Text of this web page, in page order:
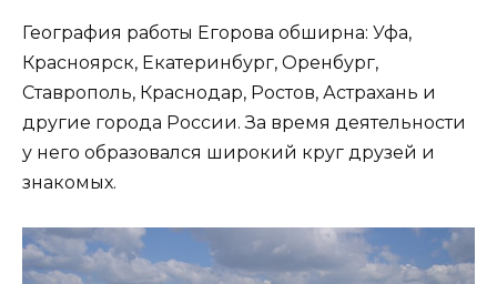
География работы Егорова обширна: Уфа,
Красноярск, Екатеринбург, Оренбург,
Ставрополь, Краснодар, Ростов, Астрахань и
другие города России. За время деятельности
у него образовался широкий круг друзей и
знакомых.